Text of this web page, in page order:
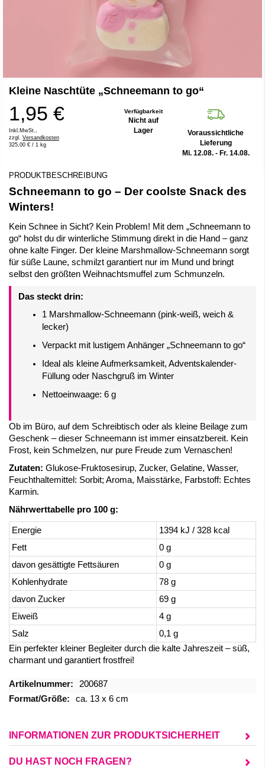
Anfang
Bildergalerie
springen
Kleine Naschtüte „Schneemann to go“
1,95 €
Inkl.MwSt.,
zzgl. Versandkosten
325,00 € / 1 kg
Verfügbarkeit
Nicht auf
Lager
Voraussichtliche
Lieferung
Mi. 12.08. - Fr. 14.08.
PRODUKTBESCHREIBUNG
Schneemann to go – Der coolste Snack des
Winters!
Kein Schnee in Sicht? Kein Problem! Mit dem „Schneemann to
go“ holst du dir winterliche Stimmung direkt in die Hand – ganz
ohne kalte Finger. Der kleine Marshmallow-Schneemann sorgt
für süße Laune, schmilzt garantiert nur im Mund und bringt
selbst den größten Weihnachtsmuffel zum Schmunzeln.
Das steckt drin:
1 Marshmallow-Schneemann (pink-weiß, weich &
lecker)
Verpackt mit lustigem Anhänger „Schneemann to go“
Ideal als kleine Aufmerksamkeit, Adventskalender-
Füllung oder Naschgruß im Winter
Nettoeinwaage: 6 g
Ob im Büro, auf dem Schreibtisch oder als kleine Beilage zum
Geschenk – dieser Schneemann ist immer einsatzbereit. Kein
Frost, kein Schmelzen, nur pure Freude zum Vernaschen!
Zutaten: Glukose-Fruktosesirup, Zucker, Gelatine, Wasser,
Feuchthaltemittel: Sorbit; Aroma, Maisstärke, Farbstoff: Echtes
Karmin.
Nährwerttabelle pro 100 g:
Energie
1394 kJ / 328 kcal
Fett
0 g
davon gesättigte Fettsäuren
0 g
Kohlenhydrate
78 g
davon Zucker
69 g
Eiweiß
4 g
Salz
0,1 g
Ein perfekter kleiner Begleiter durch die kalte Jahreszeit – süß,
charmant und garantiert frostfrei!
Mehr
Informationen
200687
ca. 13 x 6 cm
INFORMATIONEN ZUR PRODUKTSICHERHEIT
DU HAST NOCH FRAGEN?